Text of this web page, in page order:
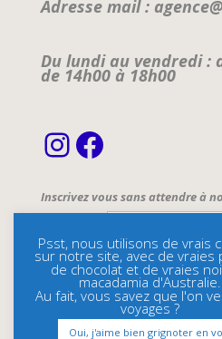
Adresse mail :
Du lundi au vendredi :
de 14h00 à 18h00
Instagram
Facebook
Inscrivez vous sans attendre à
Name
Psst, nous utilisons de vrais
sur notre site, avec de vraies
de chocolat et de vraies
macadamia d'Australie.
Au fait, vous savez que l'on
voyages ?
Oui, j'aime bien grignoter en